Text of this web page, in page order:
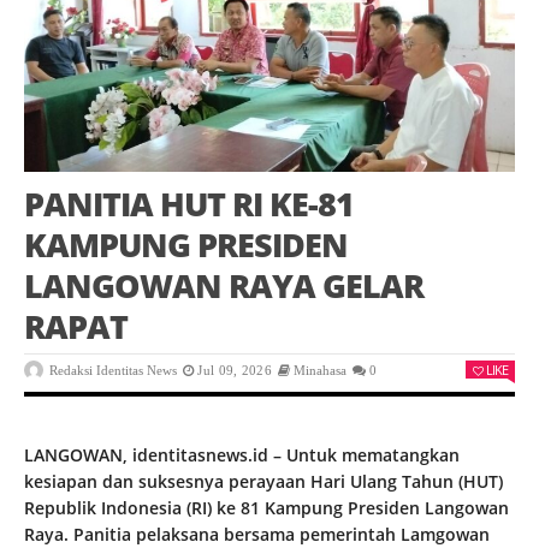
PANITIA HUT RI KE-81
KAMPUNG PRESIDEN
LANGOWAN RAYA GELAR
RAPAT
Redaksi Identitas News Jul 09, 2026 Minahasa 0 LIKE
LANGOWAN, identitasnews.id – Untuk mematangkan
kesiapan dan suksesnya perayaan Hari Ulang Tahun (HUT)
Republik Indonesia (RI) ke 81 Kampung Presiden Langowan
Raya. Panitia pelaksana bersama pemerintah Lamgowan